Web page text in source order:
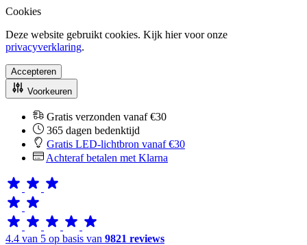
Cookies
Deze website gebruikt cookies. Kijk hier voor onze
privacyverklaring.
Accepteren
Voorkeuren
Gratis verzonden vanaf €30
365 dagen bedenktijd
Gratis LED-lichtbron vanaf €30
Achteraf betalen met Klarna
4.4 van 5 op basis van 9821 reviews